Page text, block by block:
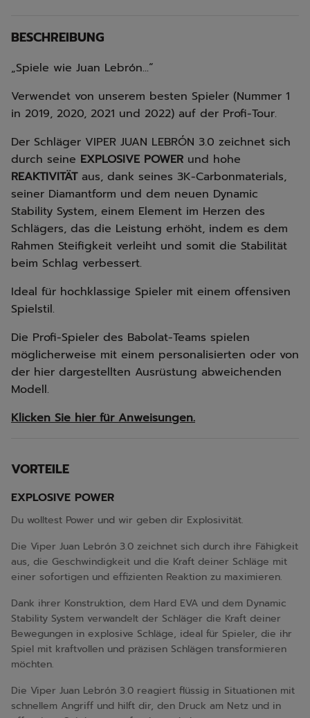
BESCHREIBUNG
„Spiele wie Juan Lebrón...“
Verwendet von unserem besten Spieler (Nummer 1
in 2019, 2020, 2021 und 2022) auf der Profi-Tour.
Der Schläger VIPER JUAN LEBRÓN 3.0 zeichnet sich
durch seine EXPLOSIVE POWER und hohe
REAKTIVITÄTaus, dank seines 3K-Carbonmaterials,
seiner Diamantform und dem neuen Dynamic
Stability System, einem Element im Herzen des
Schlägers, das die Leistung erhöht, indem es dem
Rahmen Steifigkeit verleiht und somit die Stabilität
beim Schlag verbessert.
Ideal für hochklassige Spieler mit einem offensiven
Spielstil.
Die Profi-Spieler des Babolat-Teams spielen
möglicherweise mit einem personalisierten oder von
der hier dargestellten Ausrüstung abweichenden
Modell.
Klicken Sie hier für Anweisungen.
VORTEILE
EXPLOSIVE POWER
Du wolltest Power und wir geben dir Explosivität.
Die Viper Juan Lebrón 3.0 zeichnet sich durch ihre Fähigkeit
aus, die Geschwindigkeit und die Kraft deiner Schläge mit
einer sofortigen und effizienten Reaktion zu maximieren.
Dank ihrer Konstruktion, dem Hard EVA und dem Dynamic
Stability System verwandelt der Schläger die Kraft deiner
Bewegungen in explosive Schläge, ideal für Spieler, die ihr
Spiel mit kraftvollen und präzisen Schlägen transformieren
möchten.
Die Viper Juan Lebrón 3.0 reagiert flüssig in Situationen mit
schnellem Angriff und hilft dir, den Druck am Netz und in